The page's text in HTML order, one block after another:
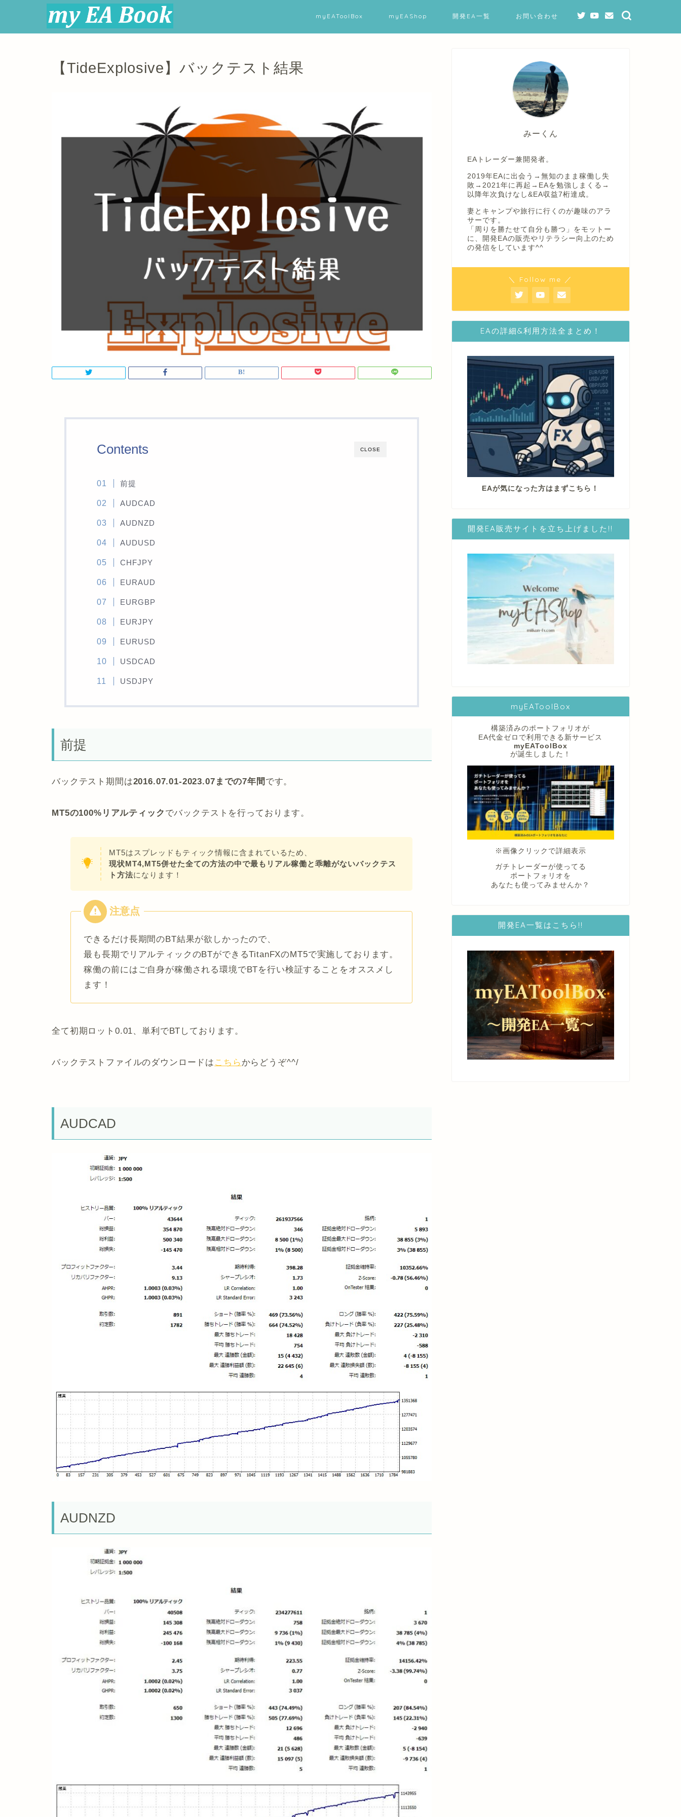
myEAToolBox myEAShop 開発EA一覧 お問い合わせ
【TideExplosive】バックテスト結果
CLOSE
Contents
前提
AUDCAD
AUDNZD
AUDUSD
CHFJPY
EURAUD
EURGBP
EURJPY
EURUSD
USDCAD
USDJPY
前提
バックテスト期間は2016.07.01-2023.07までの7年間 です。
MT5の100%リアルティック でバックテストを行っております。
MT5はスプレッドもティック情報に含まれているため、
現状MT4,MT5併せた全ての方法の中で最もリアル稼働と乖離がないバックテス
ト方法になります！
できるだけ長期間のBT結果が欲しかったので、
最も長期でリアルティックのBTができるTitanFXのMT5で実施しております。
稼働の前にはご自身が稼働される環境でBTを行い検証することをオススメし
ます！
全て初期ロット0.01、単利でBTしております。
バックテストファイルのダウンロードは こちら からどうぞ^^/
AUDCAD
AUDNZD
みーくん
EAトレーダー兼開発者。
2019年EAに出会う→無知のまま稼働し失
敗→2021年に再起→EAを勉強しまくる→
以降年次負けなし&EA収益7桁達成。
妻とキャンプや旅行に行くのが趣味のアラ
サーです。
「周りを勝たせて自分も勝つ」をモットー
に、開発EAの販売やリテラシー向上のため
の発信をしています^^
＼ Follow me ／
EAの詳細&利用方法全まとめ！
EAが気になった方はまずこちら！
開発EA販売サイトを立ち上げました!!
myEAToolBox
構築済みのポートフォリオが
EA代金ゼロで利用できる新サービス
myEAToolBox
が誕生しました！
※画像クリックで詳細表示
ガチトレーダーが使ってる
ポートフォリオを
あなたも使ってみませんか？
開発EA一覧はこちら!!